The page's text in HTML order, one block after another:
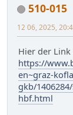
510-015
12 06, 2025,
Hier der
https://
en~graz-
gkb/
hbf.html